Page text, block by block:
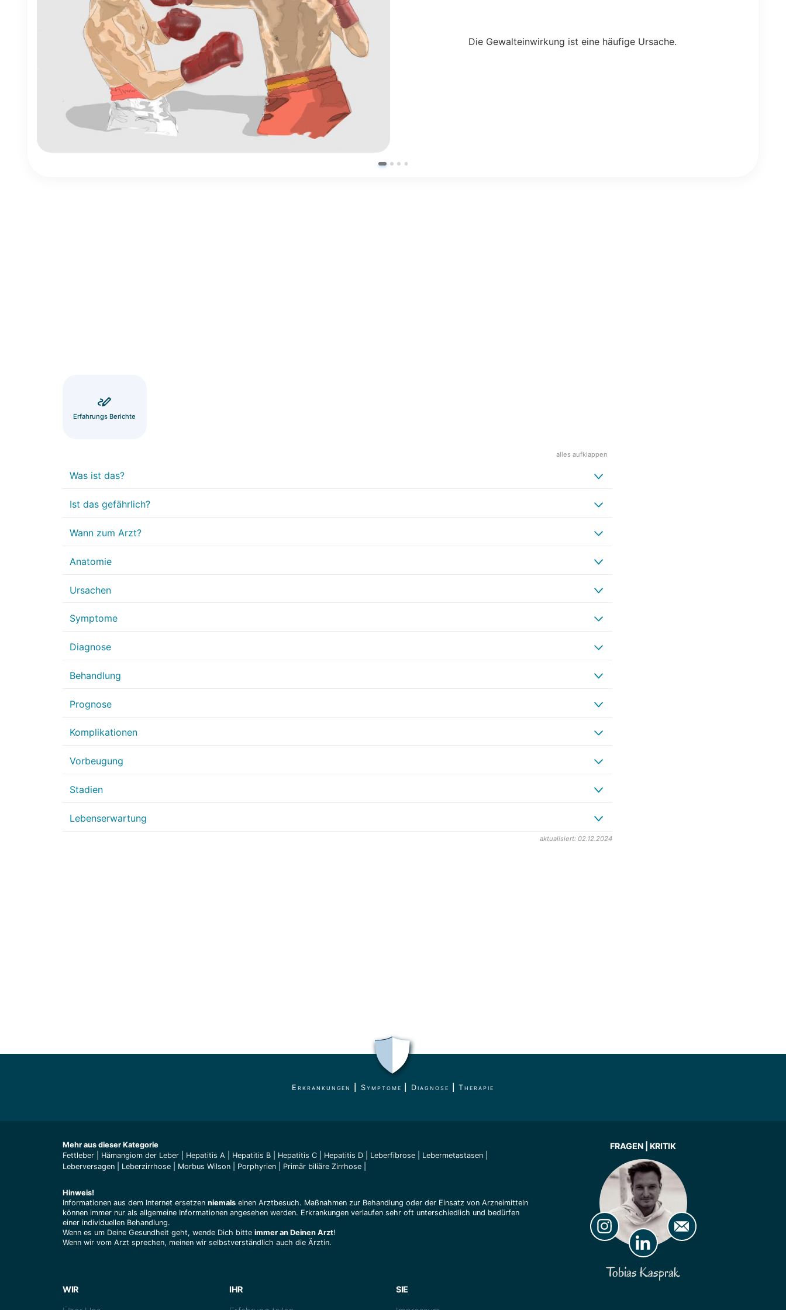
Die Gewalteinwirkung ist eine häufige Ursache.
Erfahrungs Berichte
alles aufklappen
Was ist das?
Ist das gefährlich?
Wann zum Arzt?
Anatomie
Ursachen
Symptome
Diagnose
Behandlung
Prognose
Komplikationen
Vorbeugung
Stadien
Lebenserwartung
aktualisiert: 02.12.2024
Erkrankungen Symptome Diagnose |Therapie
Mehr aus dieser Kategorie
Fettleber
Hämangiom der Leber Hepatitis A Hepatitis B Hepatitis C Hepatitis D Leberfibrose Lebermetastasen
Leberversagen
Leberzirrhose Morbus Wilson Porphyrien Primär biliäre Zirrhose
Hinweis!
Informationen aus dem Internet ersetzen niemals einen Arztbesuch. Maßnahmen zur Behandlung oder der Einsatz von Arzneimitteln
können immer nur als allgemeine Informationen angesehen werden. Erkrankungen verlaufen sehr oft unterschiedlich und bedürfen
einer individuellen Behandlung.
Wenn es um Deine Gesundheit geht, wende Dich bitte immer an Deinen Arzt!
Wenn wir vom Arzt sprechen, meinen wir selbstverständlich auch die Ärztin.
WIR IHR SIE
FRAGEN | KRITIK
Tobias Kasprak